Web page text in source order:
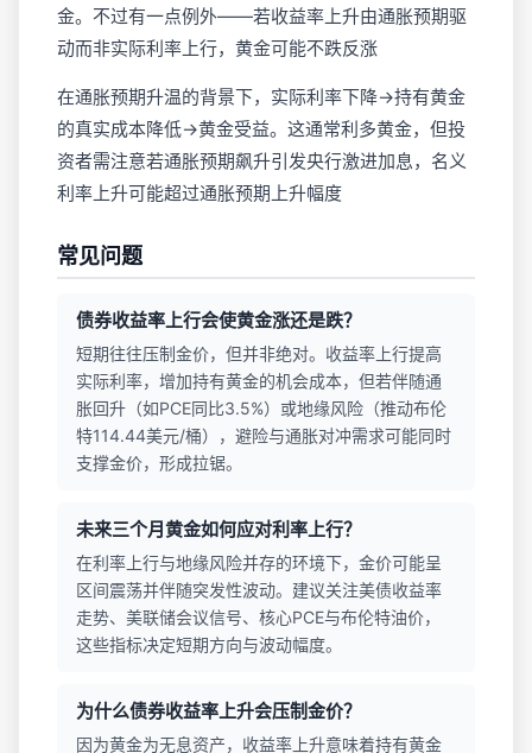
金。不过有一点例外——若收益率上升由通胀预期驱
动而非实际利率上行，黄金可能不跌反涨
在通胀预期升温的背景下，实际利率下降→持有黄金
的真实成本降低→黄金受益。这通常利多黄金，但投
资者需注意若通胀预期飙升引发央行激进加息，名义
利率上升可能超过通胀预期上升幅度
常见问题
债券收益率上行会使黄金涨还是跌？
短期往往压制金价，但并非绝对。收益率上行提高
实际利率，增加持有黄金的机会成本，但若伴随通
胀回升（如PCE同比3.5%）或地缘风险（推动布伦
特114.44美元/桶），避险与通胀对冲需求可能同时
支撑金价，形成拉锯。
未来三个月黄金如何应对利率上行？
在利率上行与地缘风险并存的环境下，金价可能呈
区间震荡并伴随突发性波动。建议关注美债收益率
走势、美联储会议信号、核心PCE与布伦特油价，
这些指标决定短期方向与波动幅度。
为什么债券收益率上升会压制金价？
因为黄金为无息资产，收益率上升意味着持有黄金